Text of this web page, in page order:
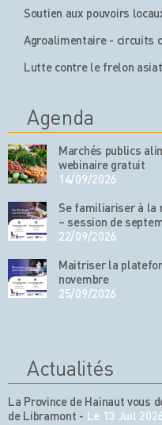
Soutien aux pouvoirs
Agroalimentaire - circuits
Lutte contre le frelon
Agenda
Marchés publics
webinaire gratuit
14/09/2026
Se familiariser à la
– session de
22/09/2026
Maitriser la
novembre
25/09/2026
Actualités
La Province de Hainaut vous
de Libramont - Le 13 Juil